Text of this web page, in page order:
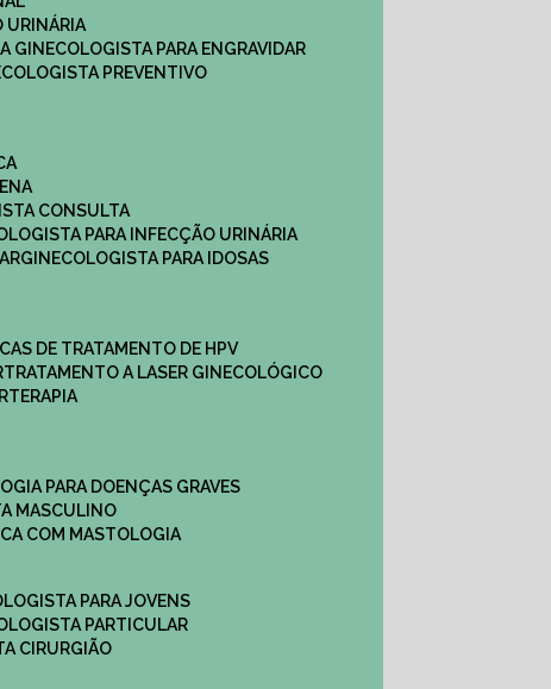
URINÁRIA
GINECOLOGISTA PARA ENGRAVIDAR
PREVENTIVO
CONSULTA
PARA INFECÇÃO URINÁRIA
GINECOLOGISTA PARA IDOSAS
DE TRATAMENTO DE HPV
TRATAMENTO A LASER GINECOLÓGICO
PARA DOENÇAS GRAVES
MASCULINO
COM MASTOLOGIA
PARA JOVENS
PARTICULAR
CIRURGIÃO